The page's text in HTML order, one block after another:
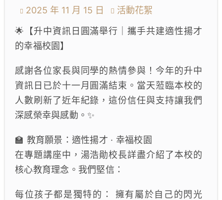
入學資訊
下載區
2025 年 11 月 15 日
活動花絮
🌟【升中資訊日圓滿舉行｜攜手共建適性揚才
的幸福校園】
感謝各位家長與同學的熱情參與！今年的升中
資訊日已於十一月圓滿結束。當天蒞臨本校的
人數刷新了近年紀錄，這份信任與支持讓我們
深感榮幸與感動。✨
🏫 教育願景：適性揚才 · 幸福校園
在專題講座中，湯浩勛校長詳盡介紹了本校的
核心教育理念。我們堅信：
每位孩子都是獨特的： 擁有屬於自己的閃光